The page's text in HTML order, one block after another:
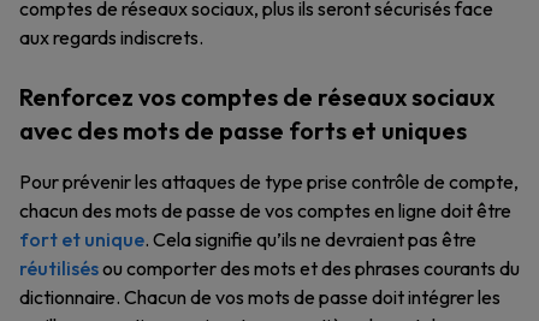
comptes de réseaux sociaux, plus ils seront sécurisés face
aux regards indiscrets.
Renforcez vos comptes de réseaux sociaux
avec des mots de passe forts et uniques
Pour prévenir les attaques de type prise contrôle de compte,
chacun des mots de passe de vos comptes en ligne doit être
fort et unique. Cela signifie qu’ils ne devraient pas être
réutilisésou comporter des mots et des phrases courants du
dictionnaire. Chacun de vos mots de passe doit intégrer les